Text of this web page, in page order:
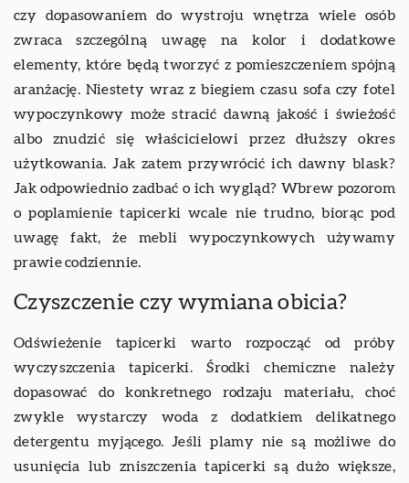
czy dopasowaniem do wystroju wnętrza wiele osób
zwraca szczególną uwagę na kolor i dodatkowe
elementy, które będą tworzyć z pomieszczeniem spójną
aranżację. Niestety wraz z biegiem czasu sofa czy fotel
wypoczynkowy może stracić dawną jakość i świeżość
albo znudzić się właścicielowi przez dłuższy okres
użytkowania. Jak zatem przywrócić ich dawny blask?
Jak odpowiednio zadbać o ich wygląd? Wbrew pozorom
o poplamienie tapicerki wcale nie trudno, biorąc pod
uwagę fakt, że mebli wypoczynkowych używamy
prawie codziennie.
Czyszczenie czy wymiana obicia?
Odświeżenie tapicerki warto rozpocząć od próby
wyczyszczenia tapicerki. Środki chemiczne należy
dopasować do konkretnego rodzaju materiału, choć
zwykle wystarczy woda z dodatkiem delikatnego
detergentu myjącego. Jeśli plamy nie są możliwe do
usunięcia lub zniszczenia tapicerki są dużo większe,